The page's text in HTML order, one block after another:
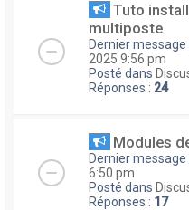
Tuto
multiposte
Dernier message
2025 9:56 pm
Posté dans
Réponses : 24
Modules
Dernier message
6:50 pm
Posté dans
Réponses : 17